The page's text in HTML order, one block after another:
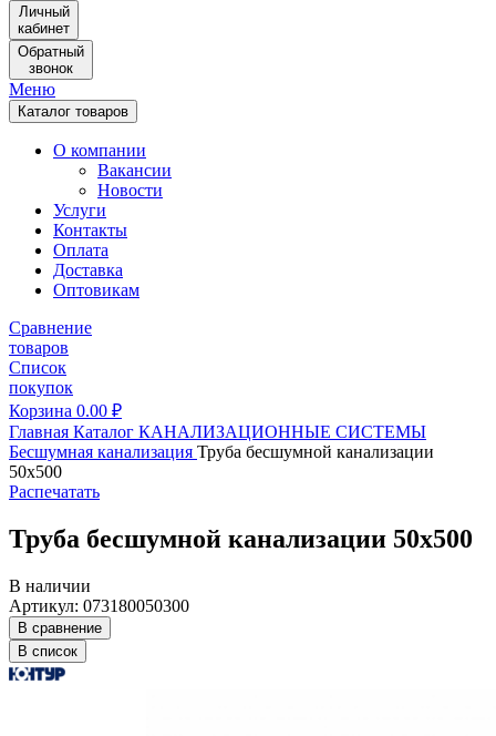
Личный
кабинет
Обратный
звонок
Меню
Каталог товаров
О компании
Вакансии
Новости
Услуги
Контакты
Оплата
Доставка
Оптовикам
Сравнение
товаров
Список
покупок
Корзина 0.00 ₽
Главная Каталог КАНАЛИЗАЦИОННЫЕ СИСТЕМЫ
Бесшумная канализация Труба бесшумной канализации
50х500
Распечатать
Труба бесшумной канализации 50х500
В наличии
Артикул: 073180050300
В сравнение
В список